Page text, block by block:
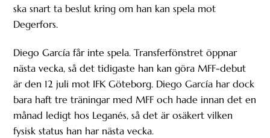
ska snart ta beslut kring om han kan spela mot
Degerfors.
Diego García får inte spela. Transferfönstret öppnar
nästa vecka, så det tidigaste han kan göra MFF-debut
är den 12 juli mot IFK Göteborg. Diego García har dock
bara haft tre träningar med MFF och hade innan det en
månad ledigt hos Leganés, så det är osäkert vilken
fysisk status han har nästa vecka.